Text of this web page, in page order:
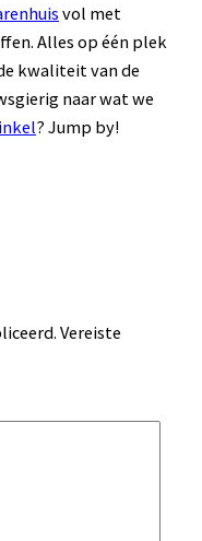
vol met
Alles op één plek
kwaliteit van de
naar wat we
? Jump by!
Vereiste